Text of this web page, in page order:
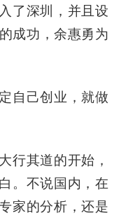
了深圳，并且设
成功，余惠勇为
自己创业，就做
行其道的开始，
。 不说国内，在
家的分析，还是